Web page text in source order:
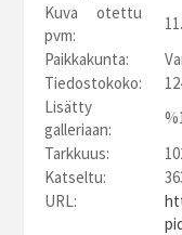
Kuva otettu
pvm:
Paikkakunta:
Tiedostokoko:
Lisätty
galleriaan:
Tarkkuus:
Katseltu:
URL: